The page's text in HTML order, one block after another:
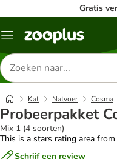
Gratis
Menu
Zoeken
naar
producten
Kat Natvoer Cosma
Probeerpakket
Mix 1 (4 soorten)
This is a stars rating area
Schrijf een review